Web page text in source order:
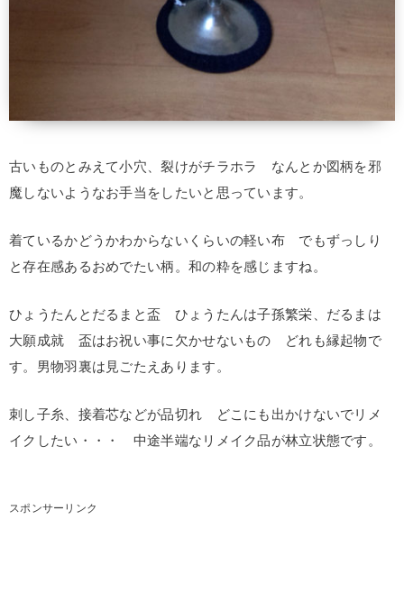
古いものとみえて小穴、裂けがチラホラ なんとか図柄を邪
魔しないようなお手当をしたいと思っています。
着ているかどうかわからないくらいの軽い布 でもずっしり
と存在感あるおめでたい柄。和の粋を感じますね。
ひょうたんとだるまと盃 ひょうたんは子孫繁栄、だるまは
大願成就 盃はお祝い事に欠かせないもの どれも縁起物で
す。男物羽裏は見ごたえあります。
刺し子糸、接着芯などが品切れ どこにも出かけないでリメ
イクしたい・・・ 中途半端なリメイク品が林立状態です。
スポンサーリンク